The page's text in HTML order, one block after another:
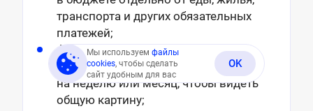
транспорта и других обязательных
платежей;
фиксированная сумма на период:
удобнее всего устанавливать лимит
на неделю или месяц, чтобы видеть
общую картину;
Мы используем файлы
cookies, чтобы сделать
сайт удобным для вас
OK